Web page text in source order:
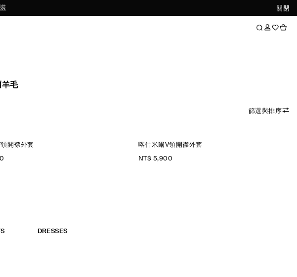
關閉
羊毛
篩選與排序
開襟外套 喀什米爾V領開襟外套
NT$ 5,900
DRESSES